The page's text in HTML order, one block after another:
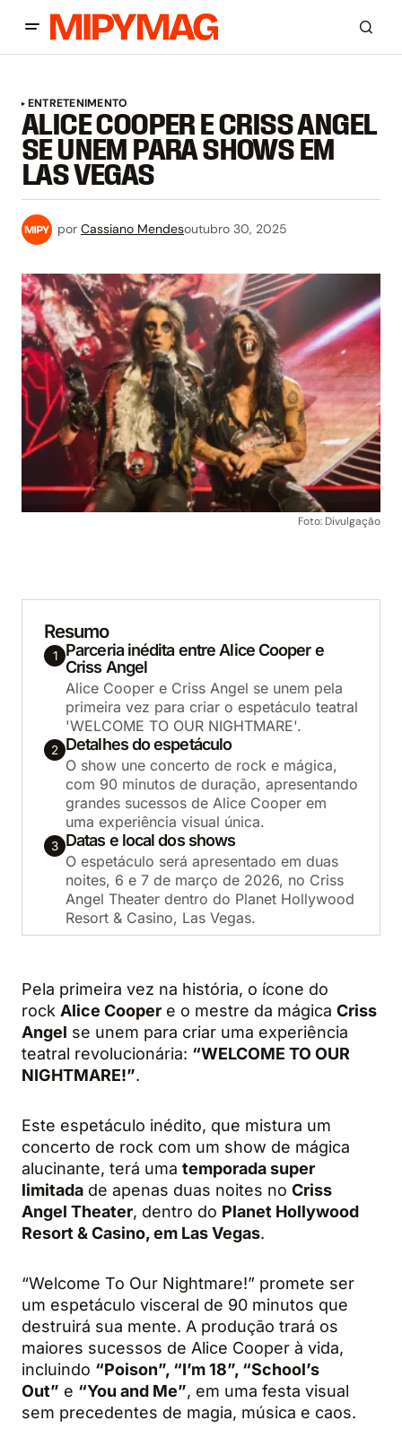
ENTRETENIMENTO
ALICE COOPER E CRISS ANGEL
SE UNEM PARA SHOWS EM
LAS VEGAS
por Cassiano Mendesoutubro 30, 2025
Foto: Divulgação
Resumo
1
Parceria inédita entre Alice Cooper e
Criss Angel
Alice Cooper e Criss Angel se unem pela
primeira vez para criar o espetáculo teatral
'WELCOME TO OUR NIGHTMARE'.
2 Detalhes do espetáculo
O show une concerto de rock e mágica,
com 90 minutos de duração, apresentando
grandes sucessos de Alice Cooper em
uma experiência visual única.
3 Datas e local dos shows
O espetáculo será apresentado em duas
noites, 6 e 7 de março de 2026, no Criss
Angel Theater dentro do Planet Hollywood
Resort & Casino, Las Vegas.
Pela primeira vez na história, o ícone do
rock Alice Cooper e o mestre da mágica Criss
Angel se unem para criar uma experiência
teatral revolucionária: “WELCOME TO OUR
NIGHTMARE!”.
Este espetáculo inédito, que mistura um
concerto de rock com um show de mágica
alucinante, terá uma temporada super
limitada de apenas duas noites no Criss
Angel Theater, dentro do Planet Hollywood
Resort & Casino, em Las Vegas.
“Welcome To Our Nightmare!” promete ser
um espetáculo visceral de 90 minutos que
destruirá sua mente. A produção trará os
maiores sucessos de Alice Cooper à vida,
incluindo “Poison”, “I’m 18”, “School’s
Out” e “You and Me”, em uma festa visual
sem precedentes de magia, música e caos.